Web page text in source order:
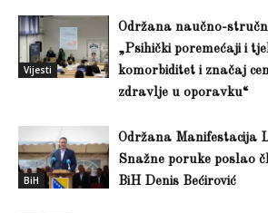
Vijesti
Održana naučno-
„Psihički poremećaji i
komorbiditet i značaj
zdravlje u oporavku“
BiH
Održana Manifestacija
Snažne poruke poslao
BiH Denis Bećirović